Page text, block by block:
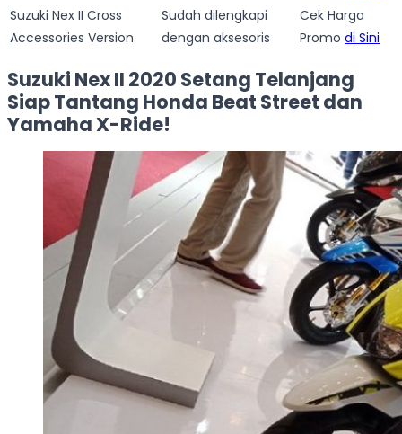
Suzuki Nex II Cross
Accessories Version
Sudah dilengkapi
dengan aksesoris
Cek Harga
Promo di Sini
Suzuki Nex II 2020 Setang Telanjang
Siap Tantang Honda Beat Street dan
Yamaha X-Ride!